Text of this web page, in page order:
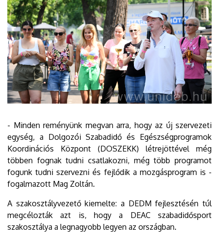
- Minden reményünk megvan arra, hogy az új szervezeti
egység, a Dolgozói Szabadidő és Egészségprogramok
Koordinációs Központ (DOSZEKK) létrejöttével még
többen fognak tudni csatlakozni, még több programot
fogunk tudni szervezni és fejlődik a mozgásprogram is -
fogalmazott Mag Zoltán.
A szakosztályvezető kiemelte: a DEDM fejlesztésén túl
megcélozták azt is, hogy a DEAC szabadidősport
szakosztálya a legnagyobb legyen az országban.